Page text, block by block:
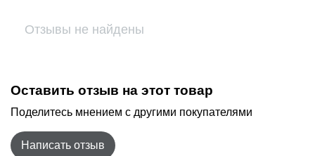
Отзывы не найдены
Оставить отзыв на этот товар
Поделитесь мнением с другими покупателями
Написать отзыв